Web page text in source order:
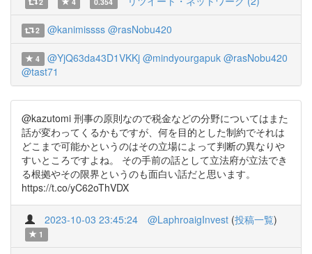
2 @kanimissss @rasNobu420
4 @YjQ63da43D1VKKj @mindyourgapuk @rasNobu420
@tast71
@kazutomi 刑事の原則なので税金などの分野についてはまた
話が変わってくるかもですが、何を目的とした制約でそれは
どこまで可能かというのはその立場によって判断の異なりや
すいところですよね。 その手前の話として立法府が立法でき
る根拠やその限界というのも面白い話だと思います。
https://t.co/yC62oThVDX
2023-10-03 23:45:24 @LaphroaigInvest (投稿一覧)
1